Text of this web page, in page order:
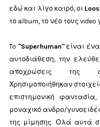
εδώ και λίγο καιρό, οι
το album, το νέο τους video
To "Superhuman"είναι
αυτοδιάθεση, την
αποχρώσεις της
Χρησιμοποιήθηκαν
επιστημονική
μοναχικό ανδρο/
της μίμησης. Ολά αυτά